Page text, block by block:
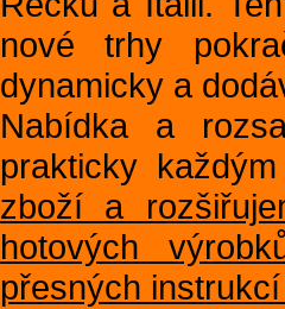
nové trhy
dynamicky a
Nabídka a
prakticky
zboží a
hotových
přesných